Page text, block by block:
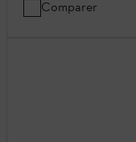
Comparer